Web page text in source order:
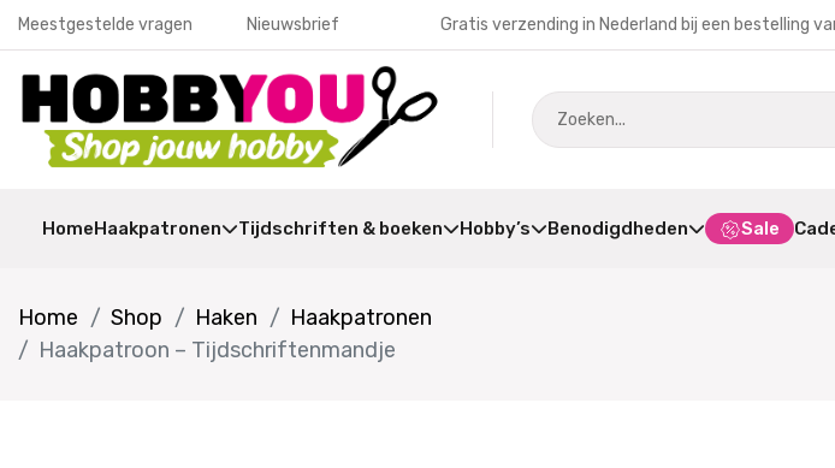
Meestgestelde vragen Nieuwsbrief Gratis verzending in Nederland bij een bestelling
HomeHaakpatronen Tijdschriften & boeken Hobby’s Benodigdheden Sale
Home Shop Haken
Haakpatronen
Haakpatroon – Tijdschriftenmandje